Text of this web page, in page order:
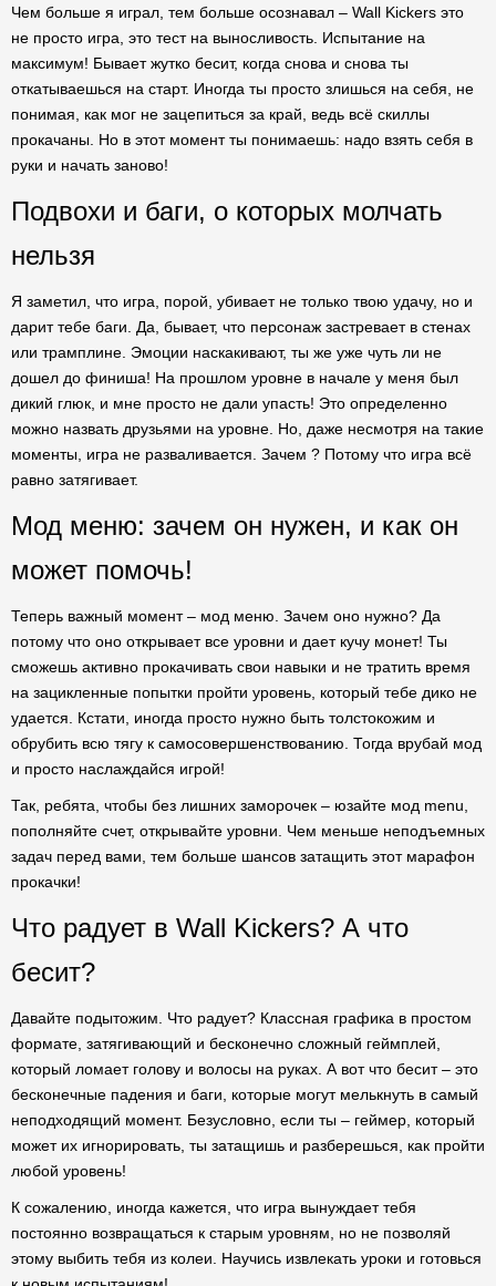
Чем больше я играл, тем больше осознавал – Wall Kickers это
не просто игра, это тест на выносливость. Испытание на
максимум! Бывает жутко бесит, когда снова и снова ты
откатываешься на старт. Иногда ты просто злишься на себя, не
понимая, как мог не зацепиться за край, ведь всё скиллы
прокачаны. Но в этот момент ты понимаешь: надо взять себя в
руки и начать заново!
Подвохи и баги, о которых молчать
нельзя
Я заметил, что игра, порой, убивает не только твою удачу, но и
дарит тебе баги. Да, бывает, что персонаж застревает в стенах
или трамплине. Эмоции наскакивают, ты же уже чуть ли не
дошел до финиша! На прошлом уровне в начале у меня был
дикий глюк, и мне просто не дали упасть! Это определенно
можно назвать друзьями на уровне. Но, даже несмотря на такие
моменты, игра не разваливается. Зачем ? Потому что игра всё
равно затягивает.
Мод меню: зачем он нужен, и как он
может помочь!
Теперь важный момент – мод меню. Зачем оно нужно? Да
потому что оно открывает все уровни и дает кучу монет! Ты
сможешь активно прокачивать свои навыки и не тратить время
на зацикленные попытки пройти уровень, который тебе дико не
удается. Кстати, иногда просто нужно быть толстокожим и
обрубить всю тягу к самосовершенствованию. Тогда врубай мод
и просто наслаждайся игрой!
Так, ребята, чтобы без лишних заморочек – юзайте мод menu,
пополняйте счет, открывайте уровни. Чем меньше неподъемных
задач перед вами, тем больше шансов затащить этот марафон
прокачки!
Что радует в Wall Kickers? А что
бесит?
Давайте подытожим. Что радует? Классная графика в простом
формате, затягивающий и бесконечно сложный геймплей,
который ломает голову и волосы на руках. А вот что бесит – это
бесконечные падения и баги, которые могут мелькнуть в самый
неподходящий момент. Безусловно, если ты – геймер, который
может их игнорировать, ты затащишь и разберешься, как пройти
любой уровень!
К сожалению, иногда кажется, что игра вынуждает тебя
постоянно возвращаться к старым уровням, но не позволяй
этому выбить тебя из колеи. Научись извлекать уроки и готовься